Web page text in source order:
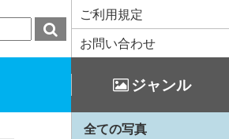
ご利用規定
お問い合わせ
ジャンル
全ての写真